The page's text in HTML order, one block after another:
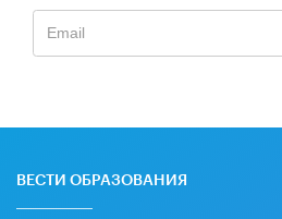
ВЕСТИ ОБРАЗОВАНИЯ